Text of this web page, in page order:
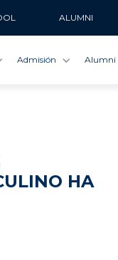
ALUMNI
Admisión Alumni
HA